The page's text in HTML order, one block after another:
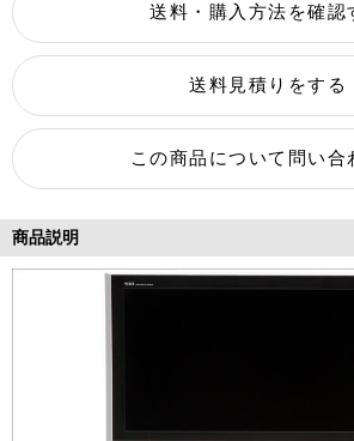
商品説明